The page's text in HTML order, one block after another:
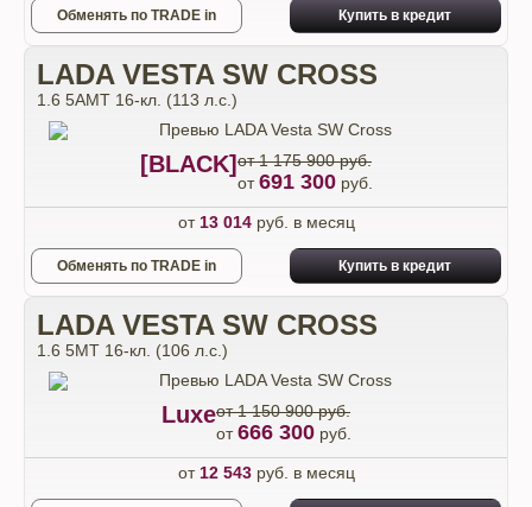
Обменять по TRADE in Купить в кредит
LADA VESTA SW CROSS
1.6 5AMT 16-кл. (113 л.с.)
[BLACK] от 1 175 900 руб.
от691 300 руб.
от 13 014руб. в месяц
Обменять по TRADE in Купить в кредит
LADA VESTA SW CROSS
1.6 5MT 16-кл. (106 л.с.)
Luxeот 1 150 900 руб.
от666 300 руб.
от 12 543руб. в месяц